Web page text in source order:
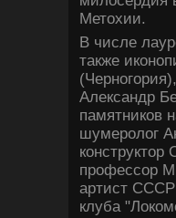
Метохии.
В числе
также
Александр
памятников
шумеролог
профессор
артист СССР
клуба